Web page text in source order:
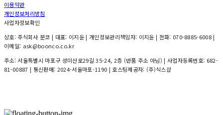
이용약관
개인정보처리방침
사업자정보확인
상호: 주식회사 분코 | 대표: 이지윤 | 개인정보관리책임자: 이지윤 | 전화: 070-8885-6008 |
이메일: ask@boonco.co.kr
주소: 서울특별시 마포구 성미산로29길 35-24, 2층 (반품 주소 아님) | 사업자등록번호: 682-
81-00887 | 통신판매: 2024-서울마포-1190 | 호스팅제공자: (주)식스샵